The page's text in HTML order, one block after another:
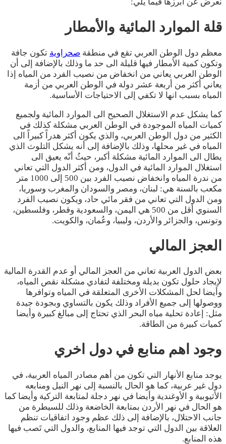
قلة الموارد المائية والأمطار
معظم دول الوطن العربي تقع في منطقة صحراوية تكون جافة
وتكون كمية الأمطار فيها قليلة الى حد ما وذلك بالإضافة إلى أن
الوطن العربي يعاني من انخفاض من نصيب الفرد من المياه إذا
يعاني أكثر من أربعة عشر دولة في الوطن العربي من أزمة
المياه بسبب انها لا تكفي إلى الاحتياجات الأساسية.
كما يشكل عدم الاستغلال الصحيح الى الموارد المائية ولجميع
كميات المياه الموجودة في الوطن العربي مشكلة كذلك في
الكثير من دول الوطن العربي، والذي يكون أكثر هدراً كبيراً الى
المياه في غير محلها، وذلك بالإضافة إلى أنه يشكل التلوث الذي
يطال الى الموارد المائية مشكلة أكبر، حيثُ أنّه يعيق الى
استغلال الموارد المائية في الدول، ومن أكثر الدول التي تعاني
من ندرة المياه وانخفاض نصيب الفرد بين 500 إلى 1000 متر
مكعب بالسنة هي: لبنان، ومصر والسودان والمغرب وسوريا،
ومن الدول التي تعاني من فقر مائي حاد، ويكون نصيب الفرد
السنوي أقل من 500 هي اليمن، والسعودية وقطر، وفلسطين،
وتونس، والجزائر والأردن، وليبيا، وعُمان، والكويت.
العجز المالي
بعض الدول العربية تعاني من العجز المالي أو عدم القدرة المالية
لإيجاد حلول تكون بديلة ومختلفة لتفادي مشكلة نقص المياه،
وأيضا لحل المشكلات الأخرى المتعلقة في المياه وتوافرها
ووصولها إلى جميع الأفراد وذلك يكون بالتساوي وبجودة جيدة
مثل: إعادة تحلية مياه البحر الذي تحتاج إلى مبالغ كبيرة وأيضا
كميات كبيرة من الطاقة.
وجود اهم منابع في دول اخري
يوجد منابع الأنهار التي تكون من أهم مصادر المياه العربية، في
دول غير عربية، كما هو الحال بالنسبة إلى نهر النيل ومنابعه
الأثيوبية و الأوغندية وأيضا في نهر دجلة لمتابعة التركية وأيضا كما
هو الحال في نهر الأردن بمتابعة الخاضعة وذلك للسيطرة من
جانب الاحتلال، بالإضافة إلى ذلك عظم وجود اتفاقيات تنظم
العلاقة بين الدول التي توجد فيها المنابع، والدول التي تَصب فيها
هذه المنابع.